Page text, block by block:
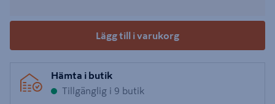
Lägg till i varukorg
Hämta i butik
Tillgänglig i 9 butik